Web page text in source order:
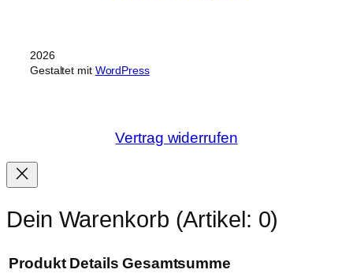
2026
Gestaltet mit WordPress
Vertrag widerrufen
Dein Warenkorb (Artikel: 0)
Produkt Details Gesamtsumme